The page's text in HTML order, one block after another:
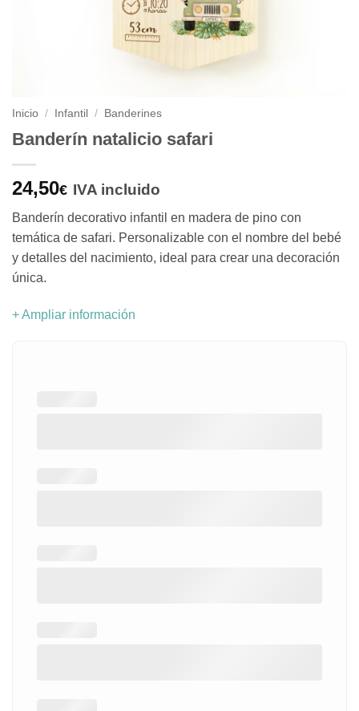
Inicio / Infantil / Banderines
Banderín natalicio safari
24,50€ IVA incluido
Banderín decorativo infantil en madera de pino con
temática de safari. Personalizable con el nombre del bebé
y detalles del nacimiento, ideal para crear una decoración
única.
+ Ampliar información